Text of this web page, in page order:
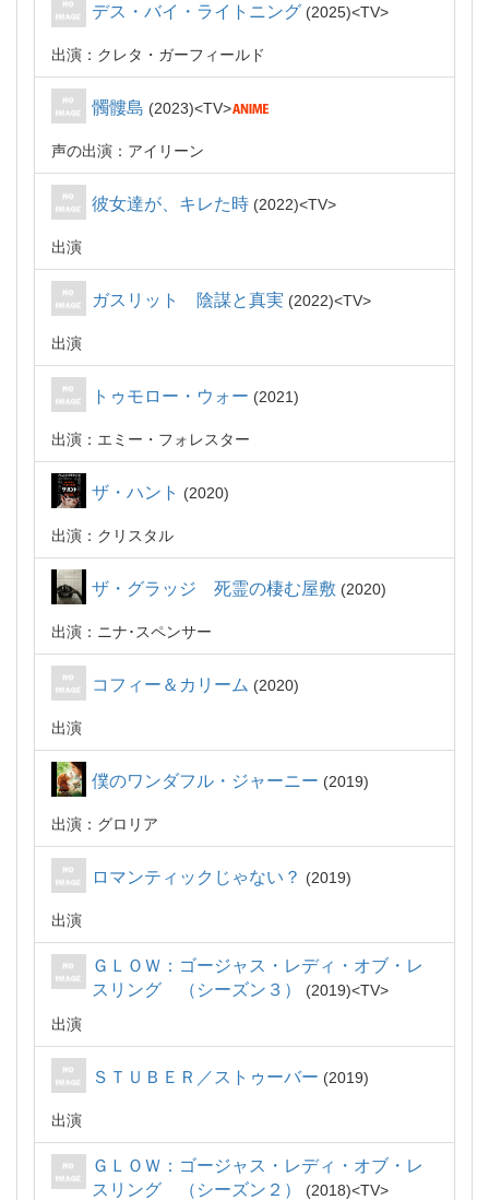
デス・バイ・ライトニング 2025 TV
出演：クレタ・ガーフィールド
髑髏島 2023 TV
声の出演：アイリーン
彼女達が、キレた時 2022 TV
出演
ガスリット 陰謀と真実 2022 TV
出演
トゥモロー・ウォー 2021
出演：エミー・フォレスター
ザ・ハント 2020
出演：クリスタル
ザ・グラッジ 死霊の棲む屋敷 2020
出演：ニナ･スペンサー
コフィー＆カリーム 2020
出演
僕のワンダフル・ジャーニー 2019
出演：グロリア
ロマンティックじゃない？ 2019
出演
ＧＬＯＷ：ゴージャス・レディ・オブ・レ
スリング （シーズン３）
2019
TV
出演
ＳＴＵＢＥＲ／ストゥーバー 2019
出演
ＧＬＯＷ：ゴージャス・レディ・オブ・レ
スリング （シーズン２）
2018
TV